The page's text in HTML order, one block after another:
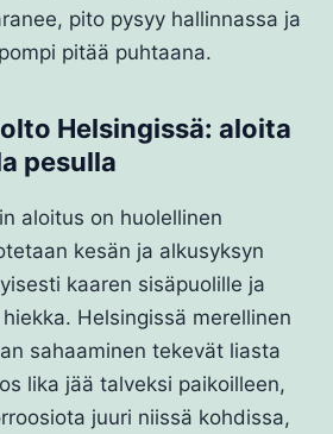
pito pysyy hallinnassa ja
pitää puhtaana.
Helsingissä: aloita
pesulla
aloitus on huolellinen
kesän ja alkusyksyn
kaaren sisäpuolille ja
Helsingissä merellinen
sahaaminen tekevät liasta
lika jää talveksi paikoilleen,
juuri niissä kohdissa,